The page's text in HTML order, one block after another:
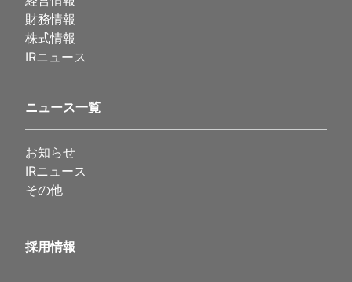
財務情報
株式情報
IRニュース
ニュース一覧
お知らせ
IRニュース
その他
採用情報